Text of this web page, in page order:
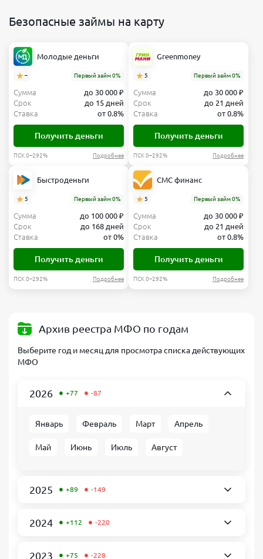
Безопасные займы на карту
Молодые деньги
– Первый займ 0%
Сумма
до 30 000 ₽
Срок
до 15 дней
Ставка
от 0.8%
Получить деньги
ПСК 0–292% Подробнее
Greenmoney
5 Первый займ 0%
Сумма
до 30 000 ₽
Срок
до 21 дней
Ставка
от 0.8%
Получить деньги
ПСК 0–292% Подробнее
Быстроденьги
5 Первый займ 0%
Сумма
до 100 000 ₽
Срок
до 168 дней
Ставка
от 0%
Получить деньги
ПСК 0–292% Подробнее
СМС финанс
5 Первый займ 0%
Сумма
до 30 000 ₽
Срок
до 21 дней
Ставка
от 0.8%
Получить деньги
ПСК 0–292% Подробнее
Архив реестра МФО по годам
Выберите год и месяц для просмотра списка действующих
МФО
2026 • +77 • -87
Январь Февраль Март Апрель
Май Июнь Июль Август
2025 • +89 • -149
2024 • +112 • -220
2023 • +75 • -228